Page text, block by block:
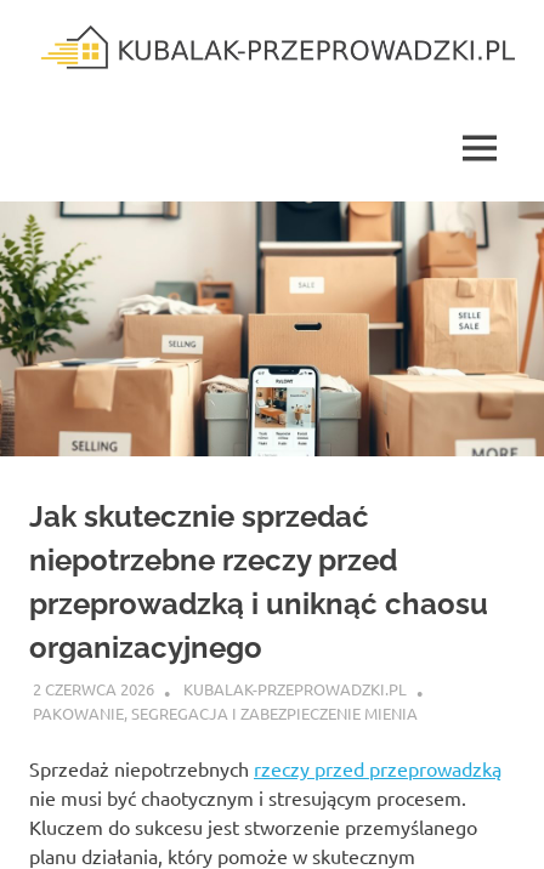
content
MENU
Jak skutecznie sprzedać
niepotrzebne rzeczy przed
przeprowadzką i uniknąć chaosu
organizacyjnego
2 CZERWCA 2026
KUBALAK-PRZEPROWADZKI.PL
PAKOWANIE, SEGREGACJA I ZABEZPIECZENIE MIENIA
Sprzedaż niepotrzebnych rzeczy przed przeprowadzką
nie musi być chaotycznym i stresującym procesem.
Kluczem do sukcesu jest stworzenie przemyślanego
planu działania, który pomoże w skutecznym